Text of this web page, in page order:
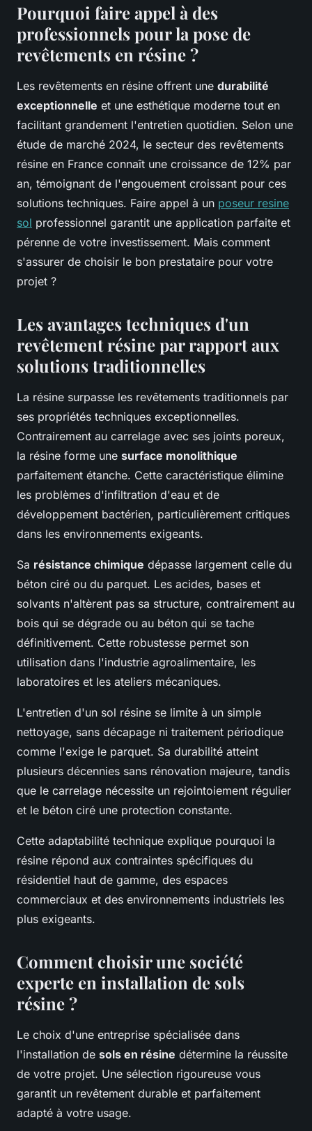
Pourquoi faire appel à des
professionnels pour la pose de
revêtements en résine ?
Les revêtements en résine offrent une durabilité
exceptionnelle et une esthétique moderne tout en
facilitant grandement l'entretien quotidien. Selon une
étude de marché 2024, le secteur des revêtements
résine en France connaît une croissance de 12% par
an, témoignant de l'engouement croissant pour ces
solutions techniques. Faire appel à un poseur resine
sol professionnel garantit une application parfaite et
pérenne de votre investissement. Mais comment
s'assurer de choisir le bon prestataire pour votre
projet ?
Les avantages techniques d'un
revêtement résine par rapport aux
solutions traditionnelles
La résine surpasse les revêtements traditionnels par
ses propriétés techniques exceptionnelles.
Contrairement au carrelage avec ses joints poreux,
la résine forme une surface monolithique
parfaitement étanche. Cette caractéristique élimine
les problèmes d'infiltration d'eau et de
développement bactérien, particulièrement critiques
dans les environnements exigeants.
Sa résistance chimique dépasse largement celle du
béton ciré ou du parquet. Les acides, bases et
solvants n'altèrent pas sa structure, contrairement au
bois qui se dégrade ou au béton qui se tache
définitivement. Cette robustesse permet son
utilisation dans l'industrie agroalimentaire, les
laboratoires et les ateliers mécaniques.
L'entretien d'un sol résine se limite à un simple
nettoyage, sans décapage ni traitement périodique
comme l'exige le parquet. Sa durabilité atteint
plusieurs décennies sans rénovation majeure, tandis
que le carrelage nécessite un rejointoiement régulier
et le béton ciré une protection constante.
Cette adaptabilité technique explique pourquoi la
résine répond aux contraintes spécifiques du
résidentiel haut de gamme, des espaces
commerciaux et des environnements industriels les
plus exigeants.
Comment choisir une société
experte en installation de sols
résine ?
Le choix d'une entreprise spécialisée dans
l'installation de sols en résine détermine la réussite
de votre projet. Une sélection rigoureuse vous
garantit un revêtement durable et parfaitement
adapté à votre usage.